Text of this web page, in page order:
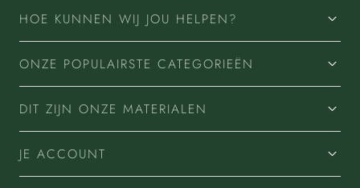
HOE KUNNEN WIJ JOU HELPEN?
ONZE POPULAIRSTE CATEGORIEËN
DIT ZIJN ONZE MATERIALEN
JE ACCOUNT